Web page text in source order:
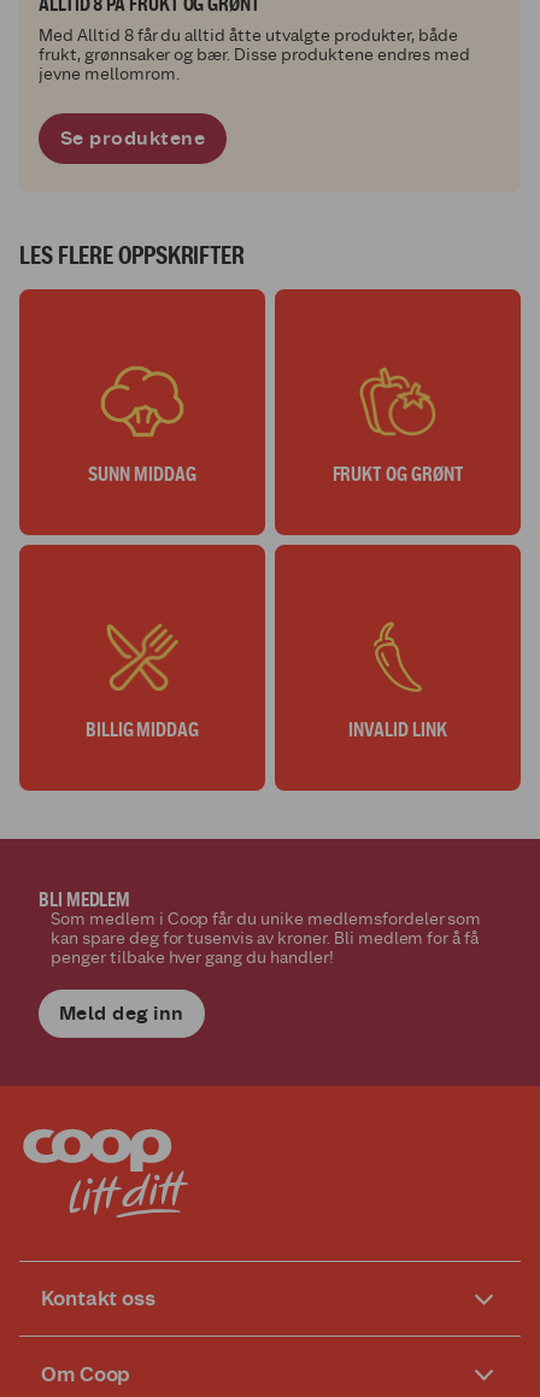
Med Alltid 8 får du alltid åtte utvalgte produkter, både
frukt, grønnsaker og bær. Disse produktene endres med
jevne mellomrom.
Se produktene
LES FLERE OPPSKRIFTER
SUNN MIDDAG FRUKT OG GRØNT
BILLIG MIDDAG INVALID LINK
BLI MEDLEM
Som medlem i Coop får du unike medlemsfordeler som
kan spare deg for tusenvis av kroner. Bli medlem for å få
penger tilbake hver gang du handler!
Meld deg inn
Kontakt oss
Om Coop